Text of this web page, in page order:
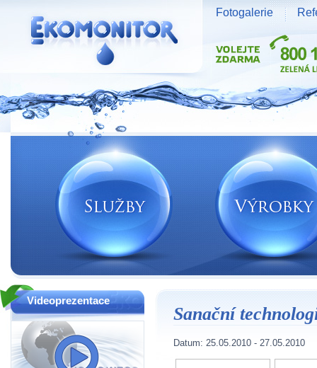
Sanační
Datum: 25.05.2010 - 27.05.2010
Videoprezentace
Vodní zdroje Ekomonitor spol. s r.o.
Fotogalerie